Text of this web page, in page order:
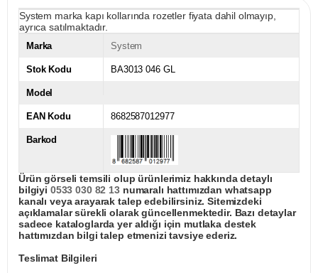
System marka kapı kollarında rozetler fiyata dahil olmayıp,
ayrıca satılmaktadır.
Marka System
Stok Kodu BA3013 046 GL
Model
EAN Kodu 8682587012977
Barkod
Ürün görseli temsili olup ürünlerimiz hakkında detaylı
bilgiyi 0533 030 82 13numaralı hattımızdan whatsapp
kanalı veya arayarak talep edebilirsiniz. Sitemizdeki
açıklamalar sürekli olarak güncellenmektedir. Bazı detaylar
sadece kataloglarda yer aldığı için mutlaka destek
hattımızdan bilgi talep etmenizi tavsiye ederiz.
Teslimat Bilgileri